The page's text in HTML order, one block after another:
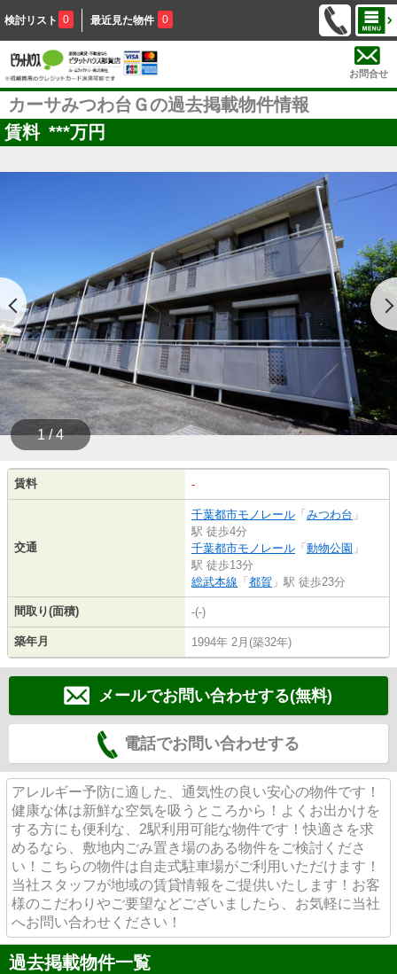
検討リスト 0 最近見た物件 0
お問合せ
カーサみつわ台Ｇの過去掲載物件情報
賃料 ***万円
1 / 4
賃料 -
交通
千葉都市モノレール 「 みつわ台 」
駅 徒歩4分
千葉都市モノレール 「 動物公園 」
駅 徒歩13分
総武本線 「 都賀 」駅 徒歩23分
間取り(面積) -(-)
築年月 1994年 2月(築32年)
メールでお問い合わせする(無料)
電話でお問い合わせする
アレルギー予防に適した、通気性の良い安心の物件です！
健康な体は新鮮な空気を吸うところから！よくお出かけを
する方にも便利な、2駅利用可能な物件です！快適さを求
めるなら、敷地内ごみ置き場のある物件をご検討くださ
い！こちらの物件は自走式駐車場がご利用いただけます！
当社スタッフが地域の賃貸情報をご提供いたします！お客
様のこだわりやご要望などございましたら、お気軽に当社
へお問い合わせください！
過去掲載物件一覧